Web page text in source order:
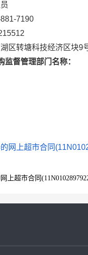
7190
区转塘科技经济区块9
监督管理部门名称：
网上超市合同
上超市合同